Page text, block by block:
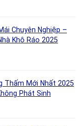
Chuyên Nghiệp –
Khô Ráo 2025
Thấm Mới Nhất 2025
Phát Sinh